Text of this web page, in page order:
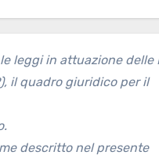
leggi in attuazione delle
il quadro giuridico per il
descritto nel presente